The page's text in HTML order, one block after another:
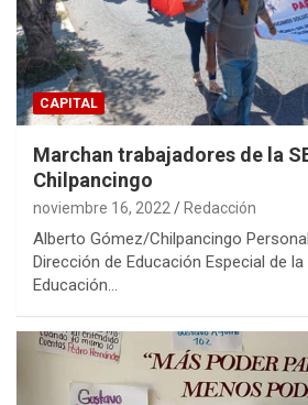
CAPITAL
Marchan trabajadores de la
Chilpancingo
noviembre 16, 2022 Redacción
Alberto Gómez/Chilpancingo
Dirección de Educación Especial de
Educación…